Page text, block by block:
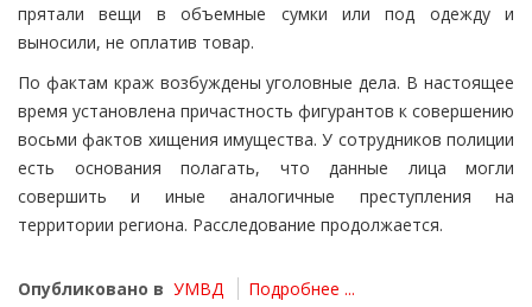
прятали вещи в объемные сумки или под одежду и
выносили, не оплатив товар.
По фактам краж возбуждены уголовные дела. В настоящее
время установлена причастность фигурантов к совершению
восьми фактов хищения имущества. У сотрудников полиции
есть основания полагать, что данные лица могли
совершить и иные аналогичные преступления на
территории региона. Расследование продолжается.
Опубликовано в УМВД Подробнее ...